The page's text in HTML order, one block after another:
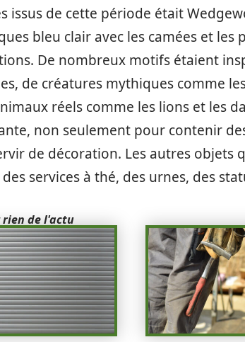
issus de cette période était
bleu clair avec les camées et les
De nombreux motifs étaient
de créatures mythiques comme
réels comme les lions et les
non seulement pour contenir
de décoration. Les autres objets
services à thé, des urnes, des
rien de l'actu